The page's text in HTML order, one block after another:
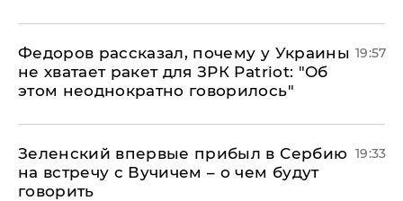
Федоров рассказал, почему у Украины
не хватает ракет для ЗРК Patriot: "Об
этом неоднократно говорилось"
19:57
Зеленский впервые прибыл в Сербию
на встречу с Вучичем – о чем будут
говорить
19:33